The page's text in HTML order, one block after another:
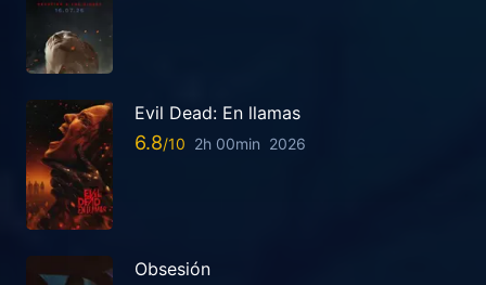
Evil Dead: En llamas
6.8 2h 00min 2026
Obsesión